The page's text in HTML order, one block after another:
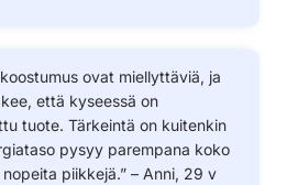
ovat miellyttäviä, ja
että kyseessä on
tuote. Tärkeintä on kuitenkin
pysyy parempana koko
piikkejä.” – Anni, 29 v